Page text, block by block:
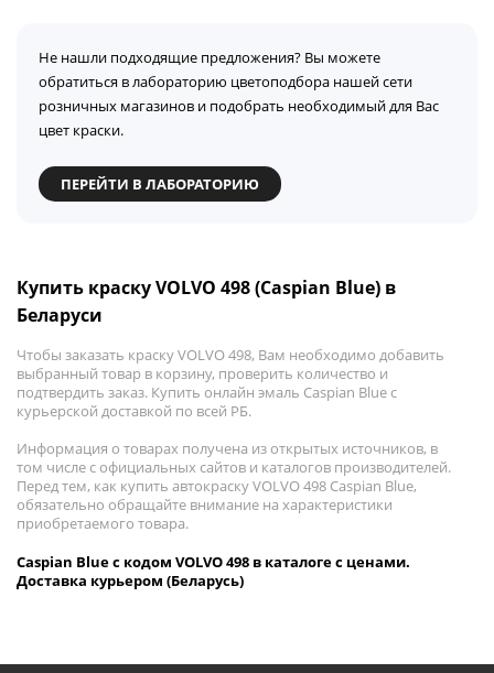
Не нашли подходящие предложения? Вы можете
обратиться в лабораторию цветоподбора нашей сети
розничных магазинов и подобрать необходимый для Вас
цвет краски.
ПЕРЕЙТИ В ЛАБОРАТОРИЮ
Купить краску VOLVO 498 (Caspian Blue) в
Беларуси
Чтобы заказать краску VOLVO 498, Вам необходимо добавить
выбранный товар в корзину, проверить количество и
подтвердить заказ. Купить онлайн эмаль Caspian Blue с
курьерской доставкой по всей РБ.
Информация о товарах получена из открытых источников, в
том числе с официальных сайтов и каталогов производителей.
Перед тем, как купить автокраску VOLVO 498 Caspian Blue,
обязательно обращайте внимание на характеристики
приобретаемого товара.
Caspian Blue с кодом VOLVO 498 в каталоге с ценами.
Доставка курьером (Беларусь)